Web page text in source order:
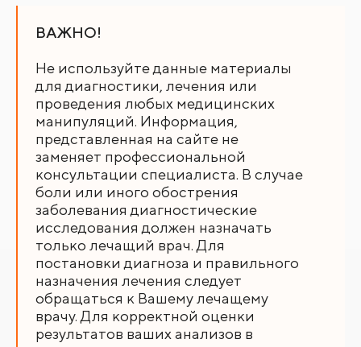
ВАЖНО!
Не используйте данные материалы
для диагностики, лечения или
проведения любых медицинских
манипуляций. Информация,
представленная на сайте не
заменяет профессиональной
консультации специалиста. В случае
боли или иного обострения
заболевания диагностические
исследования должен назначать
только лечащий врач. Для
постановки диагноза и правильного
назначения лечения следует
обращаться к Вашему лечащему
врачу. Для корректной оценки
результатов ваших анализов в